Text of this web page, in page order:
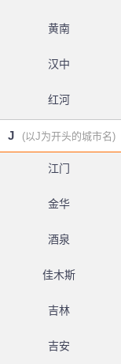
黄南
汉中
红河
J (以J为开头的城市名)
江门
金华
酒泉
佳木斯
吉林
吉安